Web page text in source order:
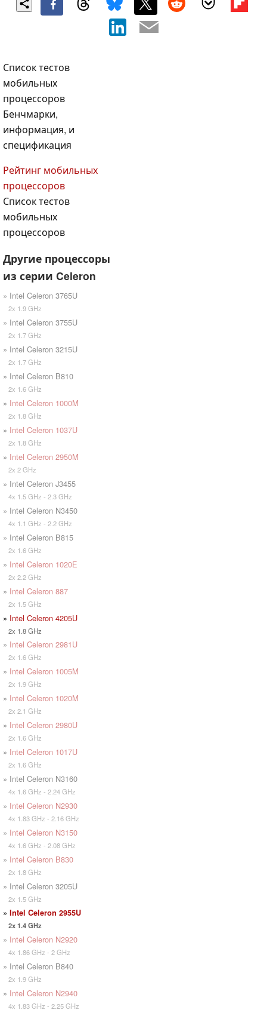
Список тестов
мобильных
процессоров
Бенчмарки,
информация, и
спецификация
Рейтинг мобильных
процессоров
Список тестов
мобильных
процессоров
Другие процессоры
из серии Celeron
» Intel Celeron 3765U
2x 1.9 GHz
» Intel Celeron 3755U
2x 1.7 GHz
» Intel Celeron 3215U
2x 1.7 GHz
» Intel Celeron B810
2x 1.6 GHz
» Intel Celeron 1000M
2x 1.8 GHz
» Intel Celeron 1037U
2x 1.8 GHz
» Intel Celeron 2950M
2x 2 GHz
» Intel Celeron J3455
4x 1.5 GHz - 2.3 GHz
» Intel Celeron N3450
4x 1.1 GHz - 2.2 GHz
» Intel Celeron B815
2x 1.6 GHz
» Intel Celeron 1020E
2x 2.2 GHz
» Intel Celeron 887
2x 1.5 GHz
» Intel Celeron 4205U
2x 1.8 GHz
» Intel Celeron 2981U
2x 1.6 GHz
» Intel Celeron 1005M
2x 1.9 GHz
» Intel Celeron 1020M
2x 2.1 GHz
» Intel Celeron 2980U
2x 1.6 GHz
» Intel Celeron 1017U
2x 1.6 GHz
» Intel Celeron N3160
4x 1.6 GHz - 2.24 GHz
» Intel Celeron N2930
4x 1.83 GHz - 2.16 GHz
» Intel Celeron N3150
4x 1.6 GHz - 2.08 GHz
» Intel Celeron B830
2x 1.8 GHz
» Intel Celeron 3205U
2x 1.5 GHz
» Intel Celeron 2955U
2x 1.4 GHz
» Intel Celeron N2920
4x 1.86 GHz - 2 GHz
» Intel Celeron B840
2x 1.9 GHz
» Intel Celeron N2940
4x 1.83 GHz - 2.25 GHz